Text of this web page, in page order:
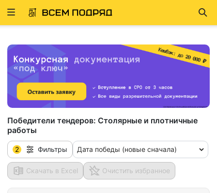
Развернуть
Победители тендеров: Столярные и плотничные
работы
2 Фильтры Дата победы (новые сначала)
Скачать в Excel Очистить избранное